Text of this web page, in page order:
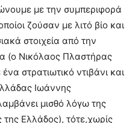
με την συμπεριφορά
ζούσαν με λιτό βίο και
στοιχεία από την
(ο Νικόλαος Πλαστήρας
στρατιωτικό ντιβάνι και
Ιωάννης
μισθό λόγω της
της Ελλάδος), τότε,χωρίς